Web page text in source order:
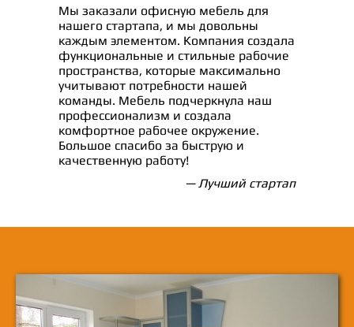
Мы заказали офисную мебель для
нашего стартапа, и мы довольны
каждым элементом. Компания создала
функциональные и стильные рабочие
пространства, которые максимально
учитывают потребности нашей
команды. Мебель подчеркнула наш
профессионализм и создала
комфортное рабочее окружение.
Большое спасибо за быструю и
качественную работу!
— Лучший стартап